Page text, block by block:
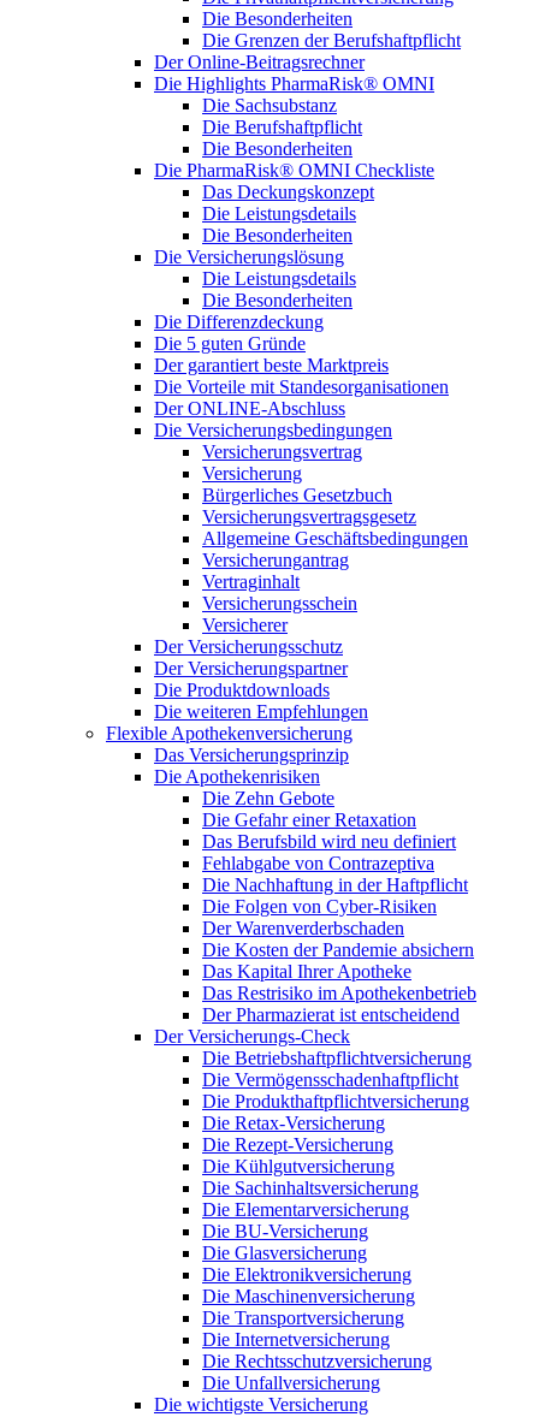
Die Besonderheiten
Die Grenzen der Berufshaftpflicht
Der Online-Beitragsrechner
Die Highlights PharmaRisk® OMNI
Die Sachsubstanz
Die Berufshaftpflicht
Die Besonderheiten
Die PharmaRisk® OMNI Checkliste
Das Deckungskonzept
Die Leistungsdetails
Die Besonderheiten
Die Versicherungslösung
Die Leistungsdetails
Die Besonderheiten
Die Differenzdeckung
Die 5 guten Gründe
Der garantiert beste Marktpreis
Die Vorteile mit Standesorganisationen
Der ONLINE-Abschluss
Die Versicherungsbedingungen
Versicherungsvertrag
Versicherung
Bürgerliches Gesetzbuch
Versicherungsvertragsgesetz
Allgemeine Geschäftsbedingungen
Versicherungantrag
Vertraginhalt
Versicherungsschein
Versicherer
Der Versicherungsschutz
Der Versicherungspartner
Die Produktdownloads
Die weiteren Empfehlungen
Flexible Apothekenversicherung
Das Versicherungsprinzip
Die Apothekenrisiken
Die Zehn Gebote
Die Gefahr einer Retaxation
Das Berufsbild wird neu definiert
Fehlabgabe von Contrazeptiva
Die Nachhaftung in der Haftpflicht
Die Folgen von Cyber-Risiken
Der Warenverderbschaden
Die Kosten der Pandemie absichern
Das Kapital Ihrer Apotheke
Das Restrisiko im Apothekenbetrieb
Der Pharmazierat ist entscheidend
Der Versicherungs-Check
Die Betriebshaftpflichtversicherung
Die Vermögensschadenhaftpflicht
Die Produkthaftpflichtversicherung
Die Retax-Versicherung
Die Rezept-Versicherung
Die Kühlgutversicherung
Die Sachinhaltsversicherung
Die Elementarversicherung
Die BU-Versicherung
Die Glasversicherung
Die Elektronikversicherung
Die Maschinenversicherung
Die Transportversicherung
Die Internetversicherung
Die Rechtsschutzversicherung
Die Unfallversicherung
Die wichtigste Versicherung